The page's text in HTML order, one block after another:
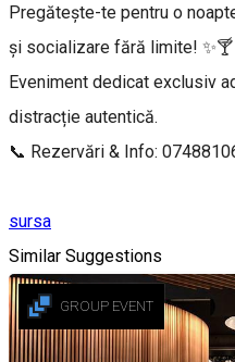
Pregătește-te pentru o
și socializare fără limite! ✨🍸
Eveniment dedicat exclusiv
distracție autentică.
📞 Rezervări & Info:
sursa
Similar Suggestions
GROUP EVENT